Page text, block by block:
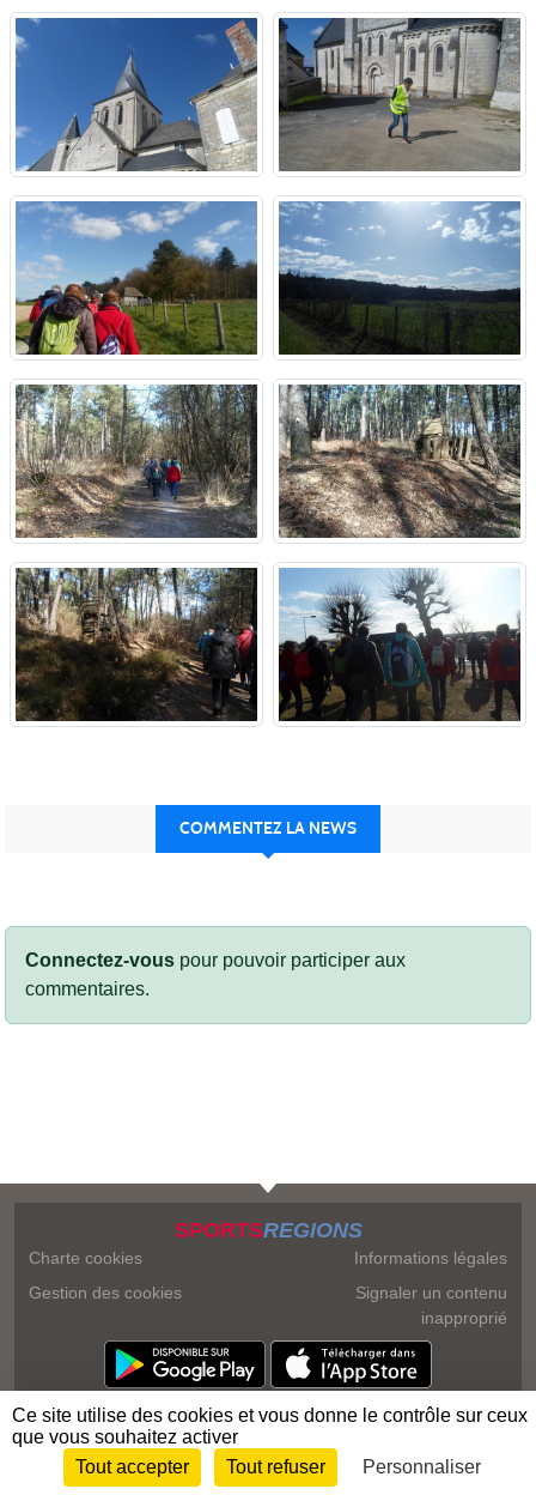
COMMENTEZ LA NEWS
Connectez-vous pour pouvoir participer aux
commentaires.
SPORTSREGIONS
Charte cookies
Gestion des cookies
Informations légales
Signaler un contenu
inapproprié
Envie de participer ? Connexion
Ce site utilise des cookies et vous donne le contrôle sur ceux
que vous souhaitez activer
Tout accepter
Tout refuser Personnaliser